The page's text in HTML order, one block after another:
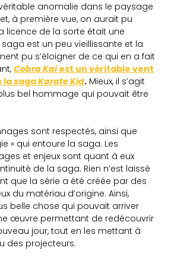
anomalie dans le paysage
à première vue, on aurait pu
licence de la sorte était une
est un peu vieillissante et la
pu s’éloigner de ce qui en a fait
Cobra Kaiest un véritable vent
la sagaKarate Kid. Mieux, il s’agit
bel hommage qui pouvait être
sont respectés, ainsi que
» qui entoure la saga. Les
et enjeux sont quant à eux
de la saga. Rien n’est laissé
que la série a été créée par des
du matériau d’origine. Ainsi,
belle chose qui pouvait arriver
œuvre permettant de redécouvrir
jour, tout en les mettant à
des projecteurs.